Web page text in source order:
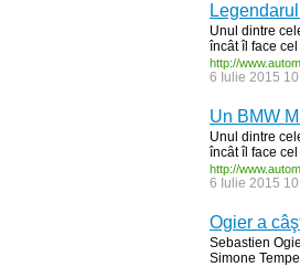
Unul dintre
încât îl face
http://
6 Iulie 2015
Un BMW
Unul dintre
încât îl face
http://
6 Iulie 2015
Ogier a
Sebastien
Simone